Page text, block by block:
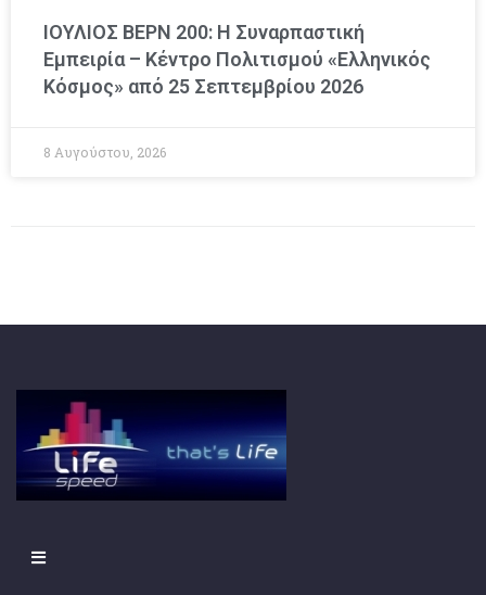
ΙΟΥΛΙΟΣ ΒΕΡΝ 200: Η Συναρπαστική
Εμπειρία – Κέντρο Πολιτισμού «Ελληνικός
Κόσμος» από 25 Σεπτεμβρίου 2026
8 Αυγούστου, 2026